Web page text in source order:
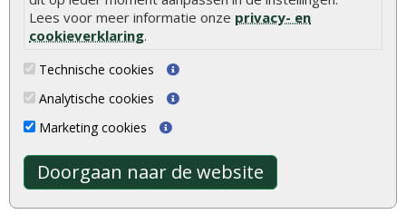
Lees voor meer informatie onze privacy- en
cookieverklaring.
Technische cookies
Analytische cookies
Marketing cookies
Doorgaan naar de website
Alle populaire categorieën
Tuinhekken
Douglas hout